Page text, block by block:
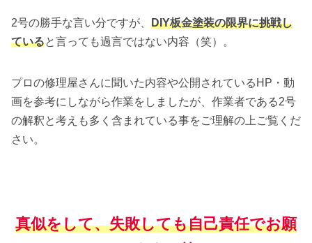
2号の勝手な言い分ですが、 DIY板金塗装の限界に挑戦し
ていると言っても過言ではない内容（笑）。
プロの修理屋さんに聞いた内容や公開されているHP・動
画を参考にしながら作業をしましたが、作業者である2号
の解釈と考えも多く含まれている事をご理解の上ご覧くだ
さい。
真似をして、失敗しても自己責任でお願